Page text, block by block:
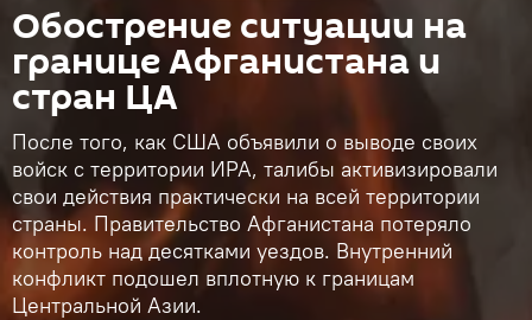
Обострение ситуации на
границе Афганистана и
стран ЦА
После того, как США объявили о выводе своих
войск с территории ИРА, талибы активизировали
свои действия практически на всей территории
страны. Правительство Афганистана потеряло
контроль над десятками уездов. Внутренний
конфликт подошел вплотную к границам
Центральной Азии.